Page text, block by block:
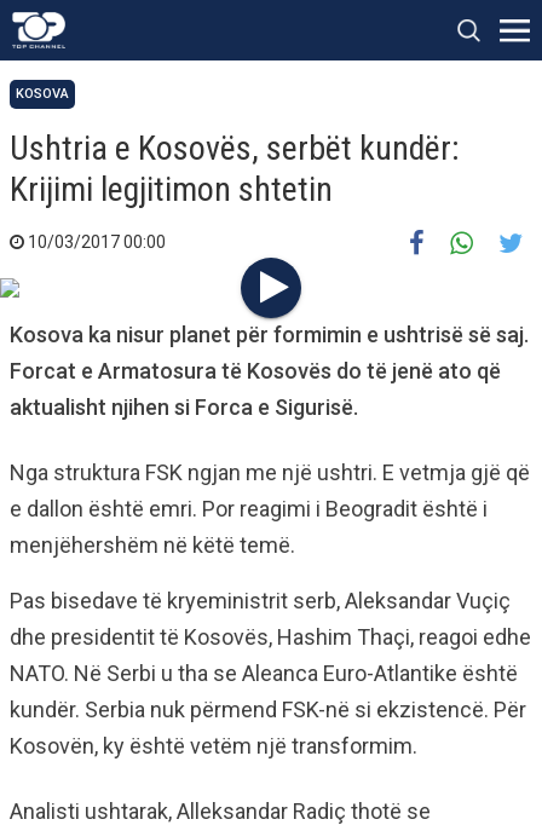
KOSOVA
Ushtria e Kosovës, serbët kundër:
Krijimi legjitimon shtetin
10/03/2017 00:00
Kosova ka nisur planet për formimin e ushtrisë së saj.
Forcat e Armatosura të Kosovës do të jenë ato që
aktualisht njihen si Forca e Sigurisë.
Nga struktura FSK ngjan me një ushtri. E vetmja gjë që
e dallon është emri. Por reagimi i Beogradit është i
menjëhershëm në këtë temë.
Pas bisedave të kryeministrit serb, Aleksandar Vuçiç
dhe presidentit të Kosovës, Hashim Thaçi, reagoi edhe
NATO. Në Serbi u tha se Aleanca Euro-Atlantike është
kundër. Serbia nuk përmend FSK-në si ekzistencë. Për
Kosovën, ky është vetëm një transformim.
Analisti ushtarak, Alleksandar Radiç thotë se